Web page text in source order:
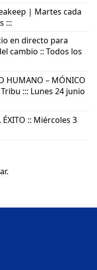
| Martes cada
:::
en directo para
cambio :: Todos los
HUMANO – MÓNICO
::: Lunes 24 junio
ÉXITO :: Miércoles 3